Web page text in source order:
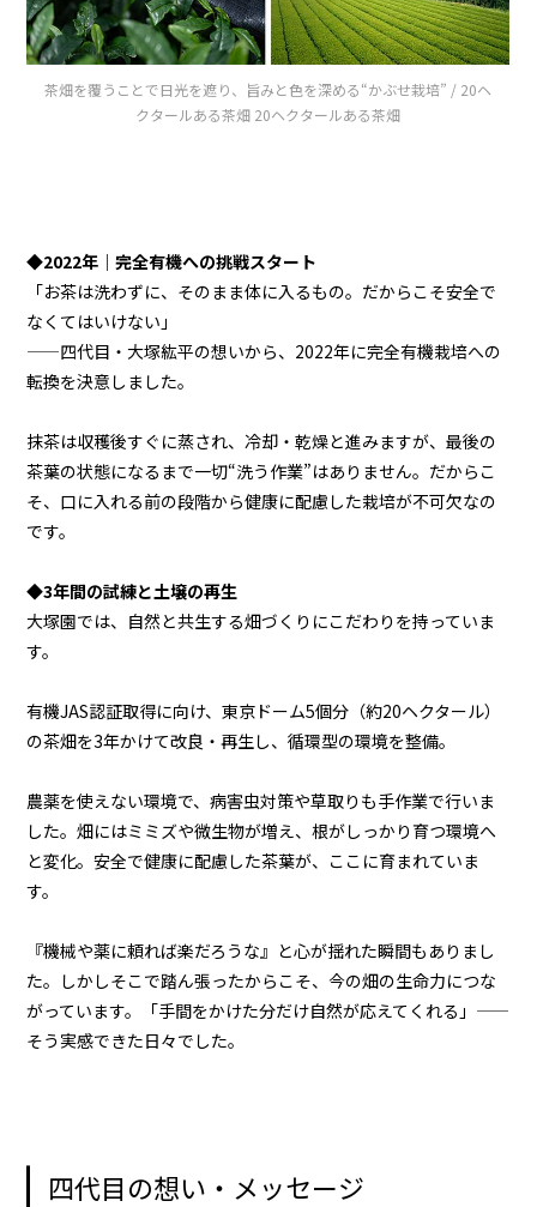
茶畑を覆うことで日光を遮り、旨みと色を深める“かぶせ栽培” / 20ヘ
クタールある茶畑 20ヘクタールある茶畑
◆2022年｜完全有機への挑戦スタート
「お茶は洗わずに、そのまま体に入るもの。だからこそ安全で
なくてはいけない」
——四代目・大塚紘平の想いから、2022年に完全有機栽培への
転換を決意しました。
抹茶は収穫後すぐに蒸され、冷却・乾燥と進みますが、最後の
茶葉の状態になるまで一切“洗う作業”はありません。だからこ
そ、口に入れる前の段階から健康に配慮した栽培が不可欠なの
です。
◆3年間の試練と土壌の再生
大塚園では、自然と共生する畑づくりにこだわりを持っていま
す。
有機JAS認証取得に向け、東京ドーム5個分（約20ヘクタール）
の茶畑を3年かけて改良・再生し、循環型の環境を整備。
農薬を使えない環境で、病害虫対策や草取りも手作業で行いま
した。畑にはミミズや微生物が増え、根がしっかり育つ環境へ
と変化。安全で健康に配慮した茶葉が、ここに育まれていま
す。
『機械や薬に頼れば楽だろうな』と心が揺れた瞬間もありまし
た。しかしそこで踏ん張ったからこそ、今の畑の生命力につな
がっています。「手間をかけた分だけ自然が応えてくれる」——
そう実感できた日々でした。
四代目の想い・メッセージ